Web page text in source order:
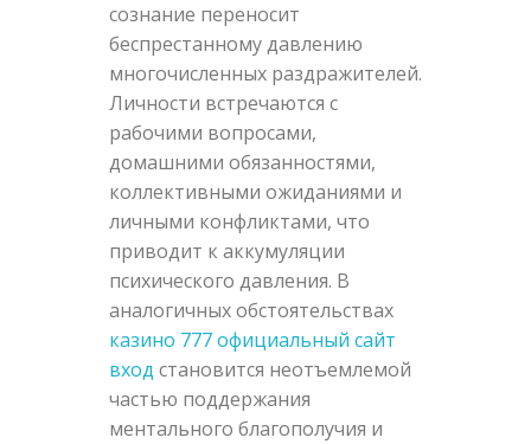
сознание переносит
беспрестанному давлению
многочисленных раздражителей.
Личности встречаются с
рабочими вопросами,
домашними обязанностями,
коллективными ожиданиями и
личными конфликтами, что
приводит к аккумуляции
психического давления. В
аналогичных обстоятельствах
казино 777 официальный сайт
вход становится неотъемлемой
частью поддержания
ментального благополучия и